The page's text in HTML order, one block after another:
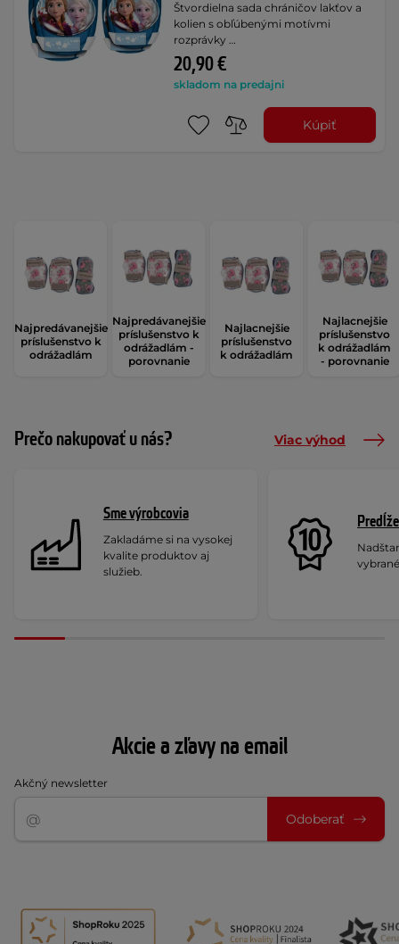
Štvordielna sada chráničov lakťov a
kolien s obľúbenými motívmi
rozprávky …
20,90 €
skladom na predajni
Kúpiť
Najpredávanejšie
príslušenstvo k
odrážadlám
Najpredávanejšie
príslušenstvo k
odrážadlám -
porovnanie
Najlacnejšie
príslušenstvo
k odrážadlám
Najlacnejšie
príslušenstvo
k odrážadlám
- porovnanie
Prečo nakupovať u nás? Viac výhod
Sme výrobcovia
Zakladáme si na vysokej
kvalite produktov aj
služieb.
Akcie a zľavy na email
Akčný newsletter
Odoberať